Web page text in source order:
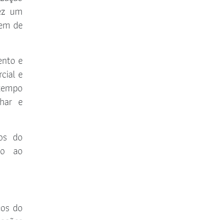
um
de
e
e
e
do
ao
do